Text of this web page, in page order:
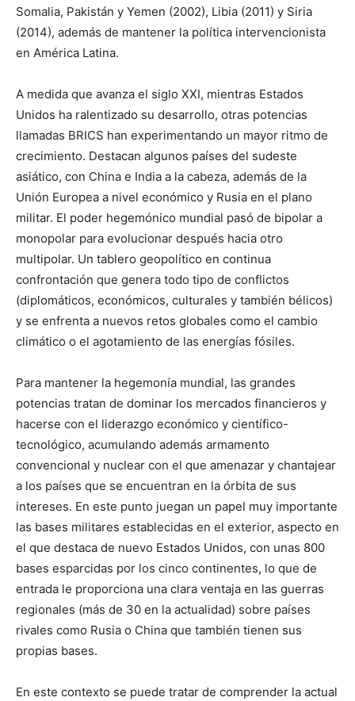
Somalia, Pakistán y Yemen (2002), Libia (2011) y Siria
(2014), además de mantener la política intervencionista
en América Latina.
A medida que avanza el siglo XXI, mientras Estados
Unidos ha ralentizado su desarrollo, otras potencias
llamadas BRICS han experimentando un mayor ritmo de
crecimiento. Destacan algunos países del sudeste
asiático, con China e India a la cabeza, además de la
Unión Europea a nivel económico y Rusia en el plano
militar. El poder hegemónico mundial pasó de bipolar a
monopolar para evolucionar después hacia otro
multipolar. Un tablero geopolítico en continua
confrontación que genera todo tipo de conflictos
(diplomáticos, económicos, culturales y también bélicos)
y se enfrenta a nuevos retos globales como el cambio
climático o el agotamiento de las energías fósiles.
Para mantener la hegemonía mundial, las grandes
potencias tratan de dominar los mercados financieros y
hacerse con el liderazgo económico y científico-
tecnológico, acumulando además armamento
convencional y nuclear con el que amenazar y chantajear
a los países que se encuentran en la órbita de sus
intereses. En este punto juegan un papel muy importante
las bases militares establecidas en el exterior, aspecto en
el que destaca de nuevo Estados Unidos, con unas 800
bases esparcidas por los cinco continentes, lo que de
entrada le proporciona una clara ventaja en las guerras
regionales (más de 30 en la actualidad) sobre países
rivales como Rusia o China que también tienen sus
propias bases.
En este contexto se puede tratar de comprender la actual